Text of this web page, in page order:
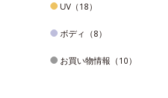
UV（18）
ボディ（8）
お買い物情報（10）